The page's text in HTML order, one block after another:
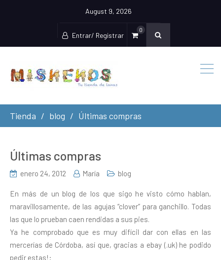
August 9, 2026
Entrar/ Registrar
0
Tienda blog Últimas compras
Últimas compras
enero 24, 2012 María blog
En más de un blog de los que sigo he visto cómo hablan,
maravillosamente, de las agujas “clover” para ganchillo. Todas
las que lo prueban caen rendidas a sus pies.
Ya he comprobado que es muy difícil dar con ellas en las
mercerías de Córdoba, así que, gracias a ebay (.uk) he podido
pedir estas!: